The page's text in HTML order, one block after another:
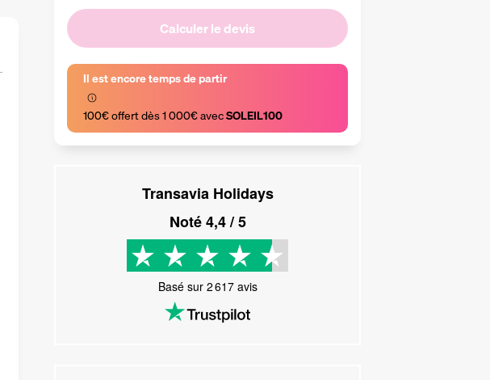
Calculer le devis
Il est encore temps de partir
100€ offert dès 1 000€ avec SOLEIL100
Transavia Holidays
Noté4,4/ 5
Basé sur 2 617avis